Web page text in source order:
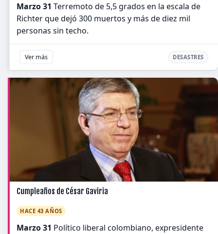
Marzo 31 Terremoto de 5,5 grados en la escala de
Richter que dejó 300 muertos y más de diez mil
personas sin techo.
Ver más DESASTRES
Cumpleaños de César Gaviria
HACE 43 AÑOS
Marzo 31 Político liberal colombiano, expresidente